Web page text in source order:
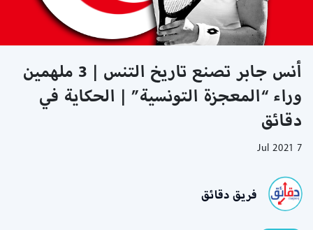
أنس جابر تصنع تاريخ التنس | 3 ملهمين
وراء “المعجزة التونسية” | الحكاية في
دقائق
7 Jul 2021
فريق دقائق